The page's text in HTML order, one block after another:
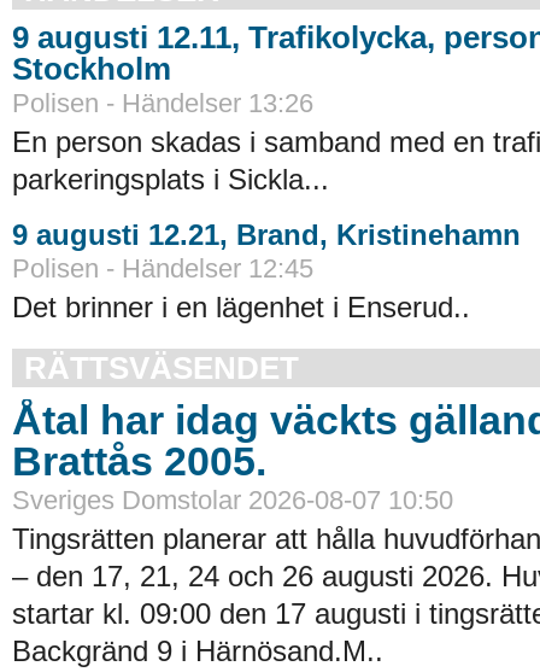
9 augusti 12.11, Trafikolycka,
Stockholm
Polisen - Händelser 13:26
En person skadas i samband med en
parkeringsplats i Sickla...
9 augusti 12.21, Brand, Kristinehamn
Polisen - Händelser 12:45
Det brinner i en lägenhet i Enserud..
RÄTTSVÄSENDET
Åtal har idag väckts
Brattås 2005.
Sveriges Domstolar 2026-08-07 10:50
Tingsrätten planerar att hålla
– den 17, 21, 24 och 26 augusti 2026.
startar kl. 09:00 den 17 augusti i
Backgränd 9 i Härnösand.M..